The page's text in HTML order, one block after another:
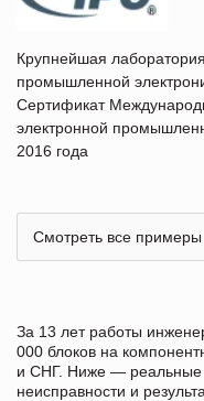
Крупнейшая
промышленной
Сертификат
электронной
2016 года
Смотреть все примеры
За 13 лет работы
000 блоков на
и СНГ. Ниже —
неисправности и